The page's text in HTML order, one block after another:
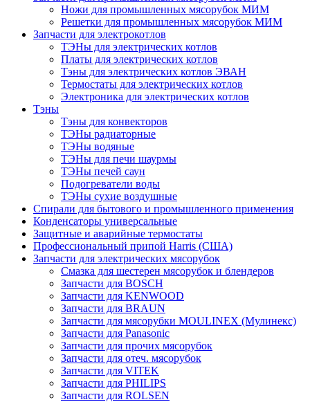
Ножи для промышленных мясорубок МИМ
Решетки для промышленных мясорубок МИМ
Запчасти для электрокотлов
ТЭНы для электрических котлов
Платы для электрических котлов
Тэны для электрических котлов ЭВАН
Термостаты для электрических котлов
Электроника для электрических котлов
Тэны
Тэны для конвекторов
ТЭНы радиаторные
ТЭНы водяные
ТЭНы для печи шаурмы
ТЭНы печей саун
Подогреватели воды
ТЭНы сухие воздушные
Спирали для бытового и промышленного применения
Конденсаторы универсальные
Защитные и аварийные термостаты
Профессиональный припой Harris (США)
Запчасти для электрических мясорубок
Смазка для шестерен мясорубок и блендеров
Запчасти для BOSCH
Запчасти для KENWOOD
Запчасти для BRAUN
Запчасти для мясорубки MOULINEX (Мулинекс)
Запчасти для Panasonic
Запчасти для прочих мясорубок
Запчасти для отеч. мясорубок
Запчасти для VITEK
Запчасти для PHILIPS
Запчасти для ROLSEN